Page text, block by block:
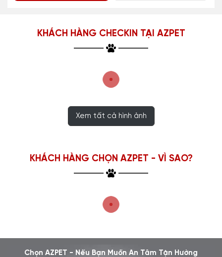
KHÁCH HÀNG CHECKIN TẠI AZPET
Xem tất cả hình ảnh
KHÁCH HÀNG CHỌN AZPET - VÌ SAO?
Chọn AZPET - Nếu Bạn Muốn An Tâm Tận Hưởng